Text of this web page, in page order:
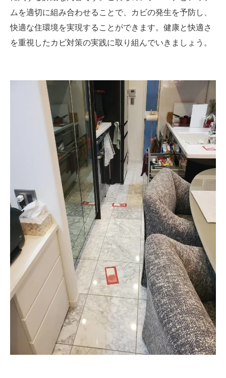
ムを適切に組み合わせることで、カビの発生を予防し、
快適な住環境を実現することができます。健康と快適さ
を重視したカビ対策の実践に取り組んでいきましょう。